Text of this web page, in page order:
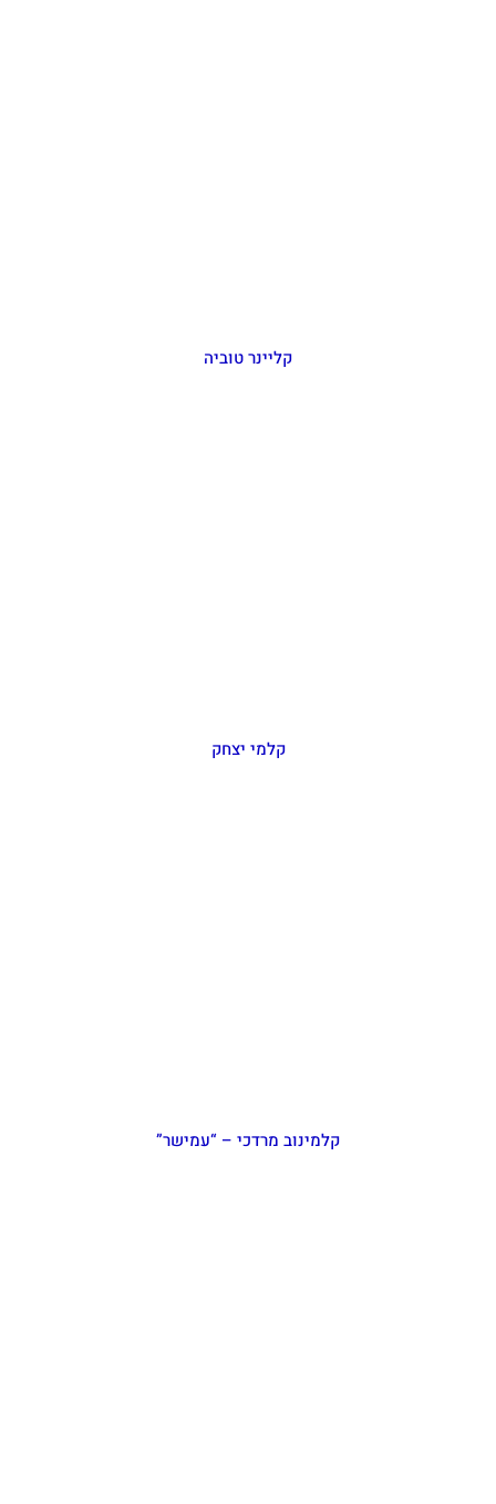
קליינר טוביה
קלמי יצחק
קלמינוב מרדכי – “עמישר”